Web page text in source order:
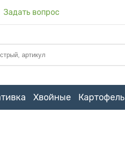
Задать вопрос
Хвойные Картофель